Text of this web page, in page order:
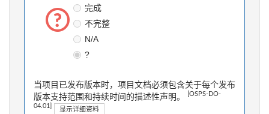
完成
不完整
N/A
?
当项目已发布版本时，项目文档必须包含关于每个发布
版本支持范围和持续时间的描述性声明。
[OSPS-DO-
04.01] 显示详细资料